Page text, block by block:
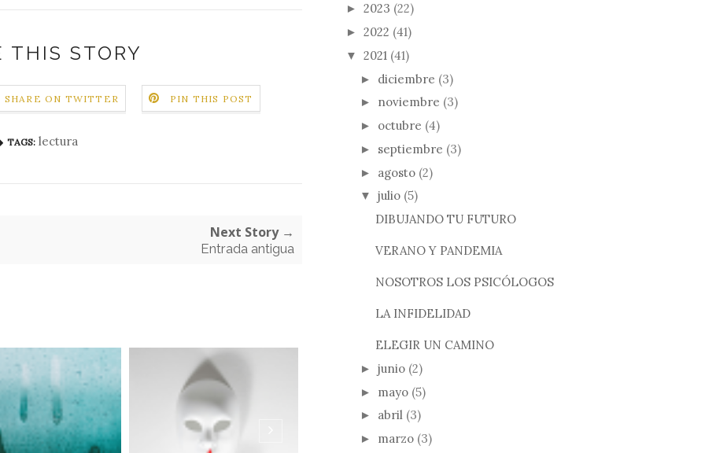
THIS STORY
SHARE ON TWITTER PIN THIS POST
TAGS: lectura
Next Story →
Entrada antigua
► 2023 (22)
► 2022 (41)
▼ 2021 (41)
► diciembre (3)
► noviembre (3)
► octubre (4)
► septiembre (3)
► agosto (2)
▼ julio (5)
DIBUJANDO TU FUTURO
VERANO Y PANDEMIA
NOSOTROS LOS PSICÓLOGOS
LA INFIDELIDAD
ELEGIR UN CAMINO
► junio (2)
► mayo (5)
► abril (3)
► marzo (3)